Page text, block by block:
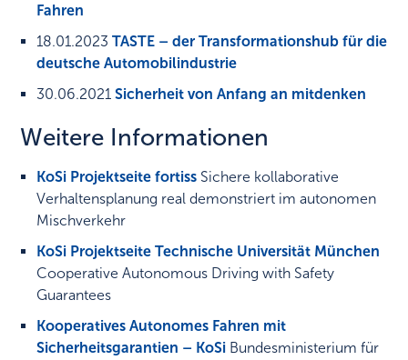
Fahren
18.01.2023 TASTE – der Transformationshub für die
deutsche Automobilindustrie
30.06.2021 Sicherheit von Anfang an mitdenken
Weitere Informationen
KoSi Projektseite fortiss Sichere kollaborative
Verhaltensplanung real demonstriert im autonomen
Mischverkehr
KoSi Projektseite Technische Universität München
Cooperative Autonomous Driving with Safety
Guarantees
Kooperatives Autonomes Fahren mit
Sicherheitsgarantien – KoSi Bundesministerium für